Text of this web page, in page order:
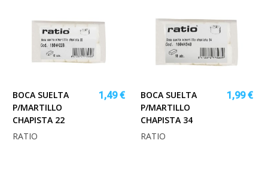
BOCA SUELTA
P/MARTILLO
CHAPISTA 22
1,49 €
RATIO
BOCA SUELTA
P/MARTILLO
CHAPISTA 34
1,99 €
RATIO